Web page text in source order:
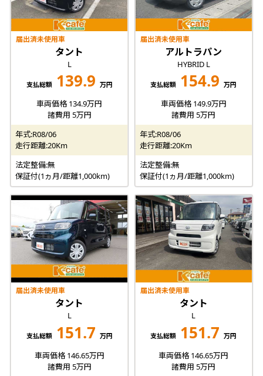
届出済未使用車
タント
L
支払総額 139.9 万円
車両価格 134.9万円
諸費用 5万円
年式:R08/06
走行距離:20Km
法定整備:無
保証付(1ヵ月/距離1,000km)
届出済未使用車
アルトラパン
HYBRID L
支払総額 154.9 万円
車両価格 149.9万円
諸費用 5万円
年式:R08/06
走行距離:20Km
法定整備:無
保証付(1ヵ月/距離1,000km)
届出済未使用車
タント
L
支払総額 151.7 万円
車両価格 146.65万円
諸費用 5万円
届出済未使用車
タント
L
支払総額 151.7 万円
車両価格 146.65万円
諸費用 5万円